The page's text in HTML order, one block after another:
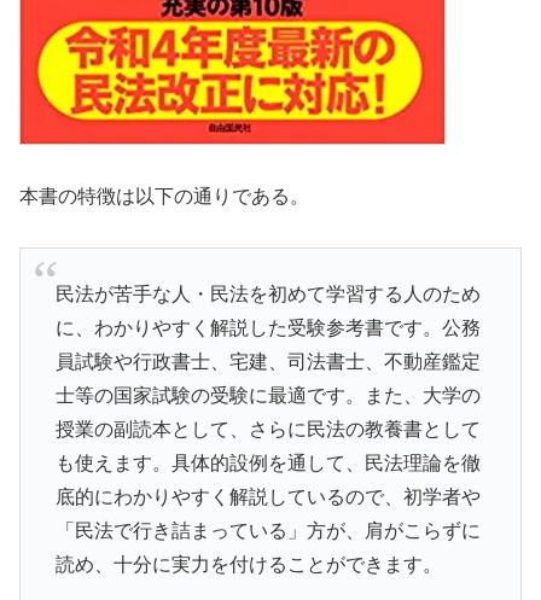
本書の特徴は以下の通りである。
民法が苦手な人・民法を初めて学習する人のため
に、わかりやすく解説した受験参考書です。公務
員試験や行政書士、宅建、司法書士、不動産鑑定
士等の国家試験の受験に最適です。また、大学の
授業の副読本として、さらに民法の教養書として
も使えます。具体的設例を通して、民法理論を徹
底的にわかりやすく解説しているので、初学者や
「民法で行き詰まっている」方が、肩がこらずに
読め、十分に実力を付けることができます。